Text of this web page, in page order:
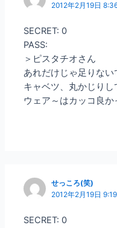
2012年2月19日
SECRET: 0
PASS:
＞ピスタチオさん
あれだけじゃ足りな
キャベツ、丸かじり
ウェア～はカッコ良
せっころ(笑)
2012年2月19日
SECRET: 0